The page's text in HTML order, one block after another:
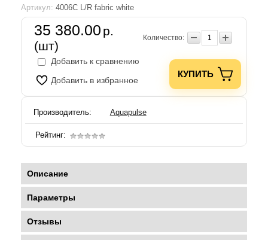
Артикул: 4006C L/R fabric white
35 380.00 р.
(шт)
Количество:
Добавить к сравнению
Добавить в избранное
КУПИТЬ
Производитель: Aquapulse
Рейтинг:
Описание
Параметры
Отзывы